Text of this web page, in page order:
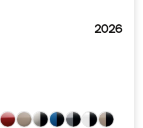
2026